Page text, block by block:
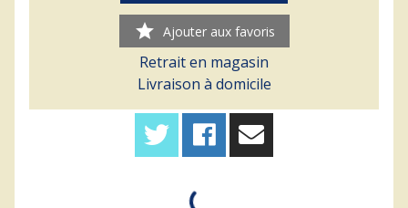
star Ajouter aux favoris
Retrait en magasin
Livraison à domicile